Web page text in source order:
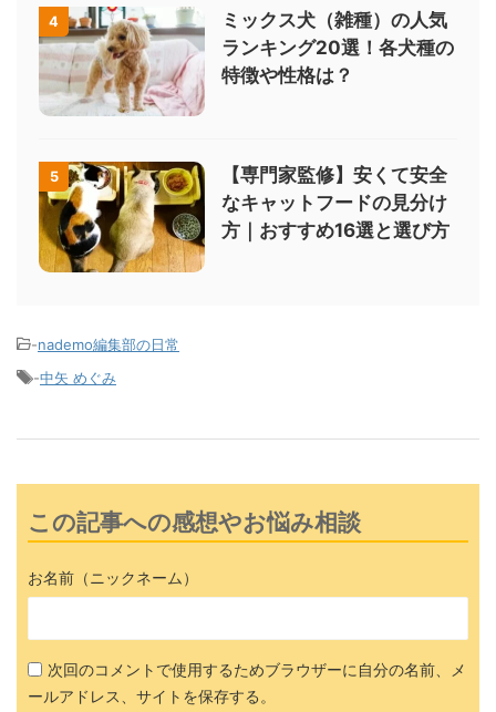
4
ミックス犬（雑種）の人気
ランキング20選！各犬種の
特徴や性格は？
5
【専門家監修】安くて安全
なキャットフードの見分け
方｜おすすめ16選と選び方
-nademo編集部の日常
-中矢 めぐみ
この記事への感想やお悩み相談
お名前（ニックネーム）
次回のコメントで使用するためブラウザーに自分の名前、メ
ールアドレス、サイトを保存する。